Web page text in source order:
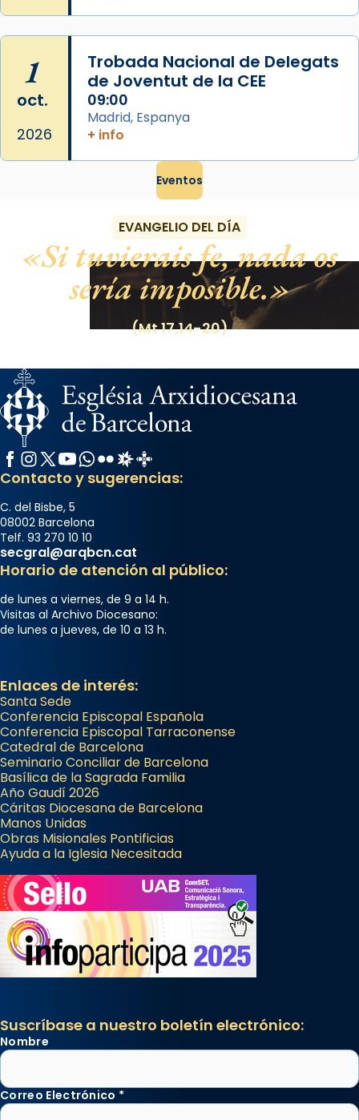
1
oct.
2026
Trobada Nacional de Delegats
de Joventut de la CEE
09:00
Madrid, Espanya
+ info
Eventos
EVANGELIO DEL DÍA
Si tuvierais fe, nada os
sería imposible.
(Mt 17,14-20)
Facebook
Instagram
X / Twitter
YouTube
WhatsApp
FlickrRadio Estel
Catalunya Cristiana
Contacto y sugerencias:
C. del Bisbe, 5
08002 Barcelona
Telf. 93 270 10 10
secgral@arqbcn.cat
Horario de atención al público:
de lunes a viernes, de 9 a 14 h.
Visitas al Archivo Diocesano:
de lunes a jueves, de 10 a 13 h.
Enlaces de interés:
Santa Sede
Conferencia Episcopal Española
Conferencia Episcopal Tarraconense
Catedral de Barcelona
Seminario Conciliar de Barcelona
Basílica de la Sagrada Familia
Año Gaudí 2026
Cáritas Diocesana de Barcelona
Manos Unidas
Obras Misionales Pontificias
Ayuda a la Iglesia Necesitada
Suscríbase a nuestro boletín electrónico:
Nombre
Correo Electrónico *